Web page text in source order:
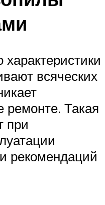
всяческих
ремонте. Такая
при
рекомендаций